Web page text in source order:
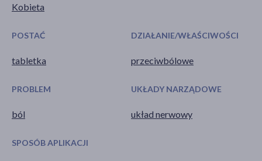
Kobieta
POSTAĆ
tabletka
DZIAŁANIE/WŁAŚCIWOŚCI
przeciwbólowe
PROBLEM
ból
UKŁADY NARZĄDOWE
układ nerwowy
SPOSÓB APLIKACJI